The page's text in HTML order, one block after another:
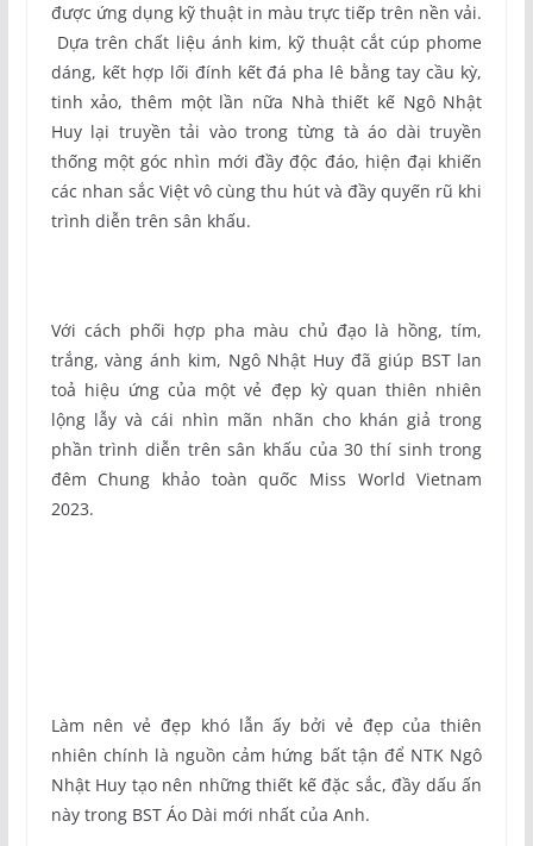
được ứng dụng kỹ thuật in màu trực tiếp trên nền vải.
Dựa trên chất liệu ánh kim, kỹ thuật cắt cúp phome
dáng, kết hợp lối đính kết đá pha lê bằng tay cầu kỳ,
tinh xảo, thêm một lần nữa Nhà thiết kế Ngô Nhật
Huy lại truyền tải vào trong từng tà áo dài truyền
thống một góc nhìn mới đầy độc đáo, hiện đại khiến
các nhan sắc Việt vô cùng thu hút và đầy quyến rũ khi
trình diễn trên sân khấu.
Với cách phối hợp pha màu chủ đạo là hồng, tím,
trắng, vàng ánh kim, Ngô Nhật Huy đã giúp BST lan
toả hiệu ứng của một vẻ đẹp kỳ quan thiên nhiên
lộng lẫy và cái nhìn mãn nhãn cho khán giả trong
phần trình diễn trên sân khấu của 30 thí sinh trong
đêm Chung khảo toàn quốc Miss World Vietnam
2023.
Làm nên vẻ đẹp khó lẫn ấy bởi vẻ đẹp của thiên
nhiên chính là nguồn cảm hứng bất tận để NTK Ngô
Nhật Huy tạo nên những thiết kế đặc sắc, đầy dấu ấn
này trong BST Áo Dài mới nhất của Anh.